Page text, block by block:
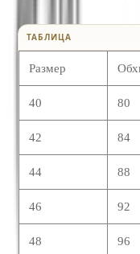
ТАБЛИЦА
Размер
40 80
42 84
44 88
46 92
48 96